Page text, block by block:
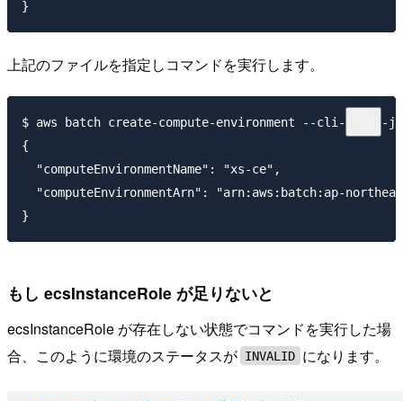
上記のファイルを指定しコマンドを実行します。
$ aws batch create-compute-environment --cli-
{
  "computeEnvironmentName": "xs-ce",
"computeEnvironmentArn": "arn:aws:batch:ap-
もし ecsInstanceRole が足りないと
ecsInstanceRole が存在しない状態でコマンドを実行した場
合、このように環境のステータスが INVALID になります。